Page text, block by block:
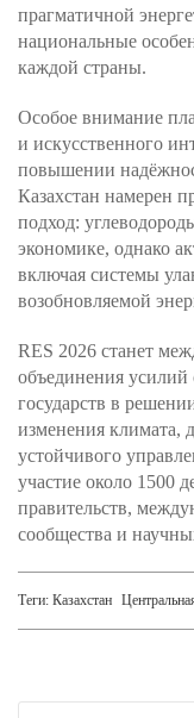
прагматичной
национальные
каждой страны.
Особое внимание
и искусственного
повышении
Казахстан намерен
подход:
экономике, однако
включая системы
возобновляемой
RES 2026 станет
объединения
государств в
изменения климата,
устойчивого
участие около 1500
правительств,
сообщества и
Теги: Казахстан